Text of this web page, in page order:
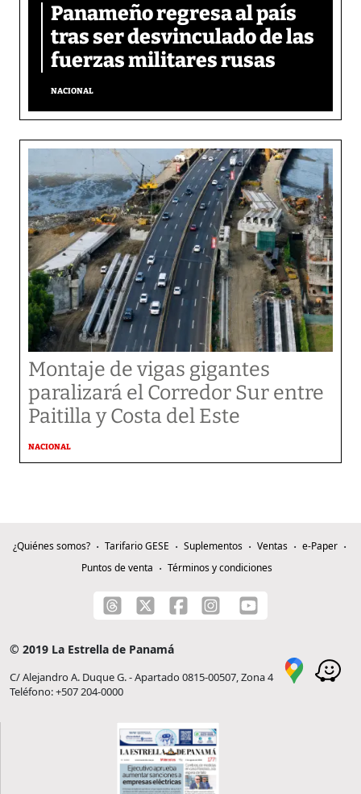
Panameño regresa al país
tras ser desvinculado de las
fuerzas militares rusas
NACIONAL
Montaje de vigas gigantes
paralizará el Corredor Sur entre
Paitilla y Costa del Este
NACIONAL
¿Quiénes somos? Tarifario GESE Suplementos Ventas
e-Paper
Puntos de venta
Términos y condiciones
© 2019 La Estrella de Panamá
C/ Alejandro A. Duque G. - Apartado 0815-00507, Zona 4
Teléfono: +507 204-0000